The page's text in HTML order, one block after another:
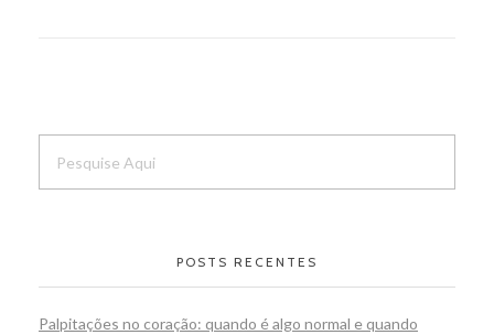
POSTS RECENTES
Palpitações no coração: quando é algo normal e quando